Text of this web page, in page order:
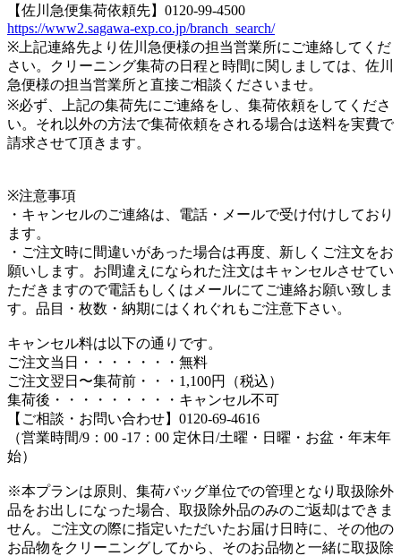
【佐川急便集荷依頼先】0120-99-4500
https://www2.sagawa-exp.co.jp/branch_search/
※上記連絡先より佐川急便様の担当営業所にご連絡してくだ
さい。クリーニング集荷の日程と時間に関しましては、佐川
急便様の担当営業所と直接ご相談くださいませ。
※必ず、上記の集荷先にご連絡をし、集荷依頼をしてくださ
い。それ以外の方法で集荷依頼をされる場合は送料を実費で
請求させて頂きます。
※注意事項
・キャンセルのご連絡は、電話・メールで受け付けしており
ます。
・ご注文時に間違いがあった場合は再度、新しくご注文をお
願いします。お間違えになられた注文はキャンセルさせてい
ただきますので電話もしくはメールにてご連絡お願い致しま
す。品目・枚数・納期にはくれぐれもご注意下さい。
キャンセル料は以下の通りです。
ご注文当日・・・・・・・無料
ご注文翌日〜集荷前・・・1,100円（税込）
集荷後・・・・・・・・・キャンセル不可
【ご相談・お問い合わせ】0120-69-4616
（営業時間/9：00 -17：00 定休日/土曜・日曜・お盆・年末年
始）
※本プランは原則、集荷バッグ単位での管理となり取扱除外
品をお出しになった場合、取扱除外品のみのご返却はできま
せん。ご注文の際に指定いただいたお届け日時に、その他の
お品物をクリーニングしてから、そのお品物と一緒に取扱除